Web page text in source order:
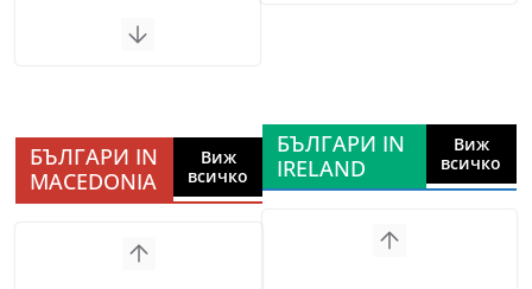
БЪЛГАРИ IN
MACEDONIA
Виж
всичко
БЪЛГАРИ IN
IRELAND
Виж
всичко